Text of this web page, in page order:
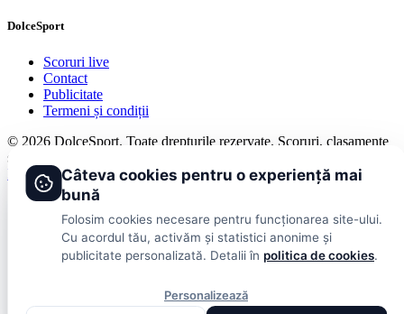
DolceSport
Scoruri live
Contact
Publicitate
Termeni și condiții
© 2026 DolceSport. Toate drepturile rezervate. Scoruri, clasamente
și analize din toate competițiile
Fotbal intern Fotbal extern Scoruri live
Câteva cookies pentru o experiență mai
bună
Folosim cookies necesare pentru funcționarea site-ului.
Cu acordul tău, activăm și statistici anonime și
publicitate personalizată. Detalii în politica de cookies.
Personalizează